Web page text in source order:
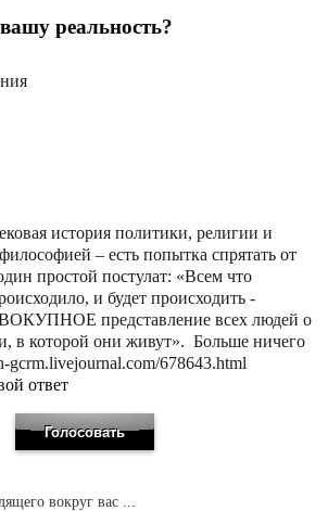
реальность?
история политики, религии и
– есть попытка спрятать от
простой постулат: «Всем что
и будет происходить -
представление всех людей о
в которой они живут». Больше ничего
gcrm.livejournal.com/678643.html
ответ
вокруг вас ...